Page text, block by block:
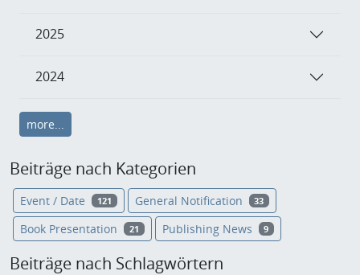
2025
2024
more...
Beiträge nach Kategorien
Event / Date 121 General Notification 33
Book Presentation 21 Publishing News 9
Beiträge nach Schlagwörtern